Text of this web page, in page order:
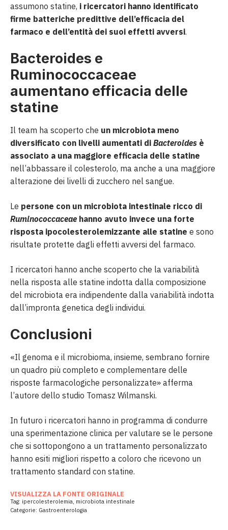
assumono statine, i ricercatori hanno identificato
firme batteriche predittive dell’efficacia del
farmaco e dell’entità dei suoi effetti avversi.
Bacteroides e
Ruminococcaceae
aumentano efficacia delle
statine
Il team ha scoperto che un microbiota meno
diversificato con livelli aumentati di Bacteroides è
associato a una maggiore efficacia delle statine
nell’abbassare il colesterolo, ma anche a una maggiore
alterazione dei livelli di zucchero nel sangue.
Le persone con un microbiota intestinale ricco di
Ruminococcaceae hanno avuto invece una forte
risposta ipocolesterolemizzante alle statine e sono
risultate protette dagli effetti avversi del farmaco.
I ricercatori hanno anche scoperto che la variabilità
nella risposta alle statine indotta dalla composizione
del microbiota era indipendente dalla variabilità indotta
dall’impronta genetica degli individui.
Conclusioni
«Il genoma e il microbioma, insieme, sembrano fornire
un quadro più completo e complementare delle
risposte farmacologiche personalizzate» afferma
l’autore dello studio Tomasz Wilmanski.
In futuro i ricercatori hanno in programma di condurre
una sperimentazione clinica per valutare se le persone
che si sottopongono a un trattamento personalizzato
hanno esiti migliori rispetto a coloro che ricevono un
trattamento standard con statine.
VISUALIZZA LA FONTE ORIGINALE
Tag: ipercolesterolemia, microbiota intestinale
Categorie: Gastroenterologia